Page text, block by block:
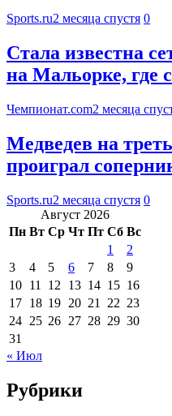
Sports.ru2 месяца спустя 0
Стала известна
на Мальорке, где
Чемпионат.com2 месяца
Медведев на
проиграл
Sports.ru2 месяца спустя 0
Август 2026
Пн Вт Ср Чт Пт Сб Вс
1
2
3
4 5 6 7 8
9
10 11 12 13 14 15 16
17 18 19 20 21 22 23
24 25 26 27 28 29 30
31
« Июл
Рубрики